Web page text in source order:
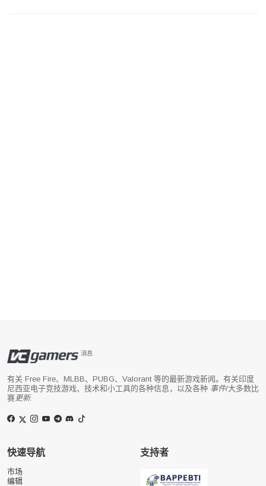
消息
有关 Free Fire、MLBB、PUBG、Valorant 等的最新游戏新闻。有关印度
尼西亚电子竞技游戏、技术和小工具的各种信息，以及各种 事件/大多数比
赛更新.
快速导航
市场
编辑
支持者